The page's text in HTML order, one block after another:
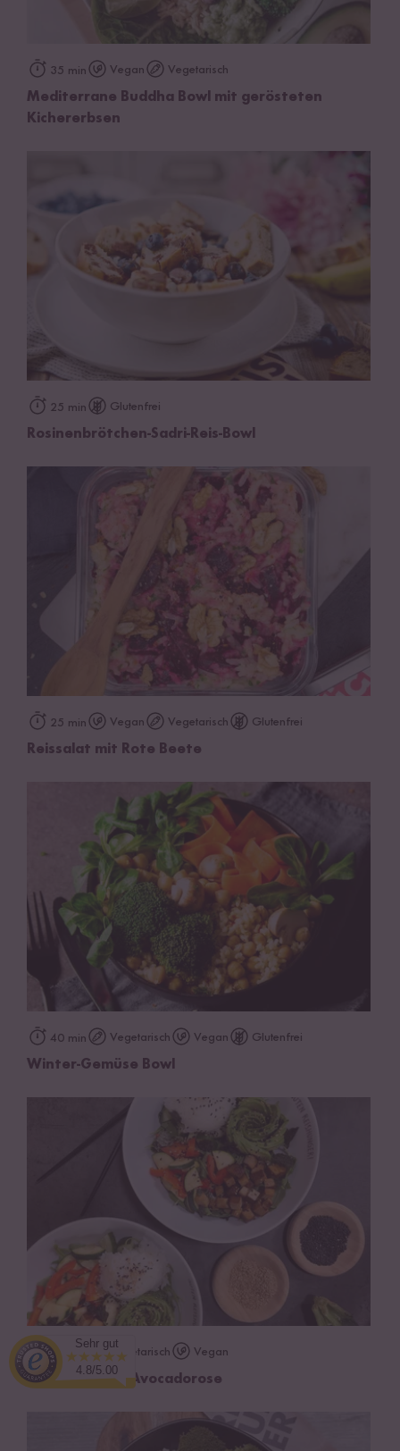
35 min Vegan Vegetarisch
Mediterrane Buddha Bowl mit gerösteten
Kichererbsen
25 min Glutenfrei
Rosinenbrötchen-Sadri-Reis-Bowl
25 min Vegan Vegetarisch Glutenfrei
Reissalat mit Rote Beete
40 min Vegetarisch Vegan Glutenfrei
Winter-Gemüse Bowl
35 min Vegetarisch Vegan
Sushi Bowl mit Avocadorose
Sehr gut
4.8/5.00